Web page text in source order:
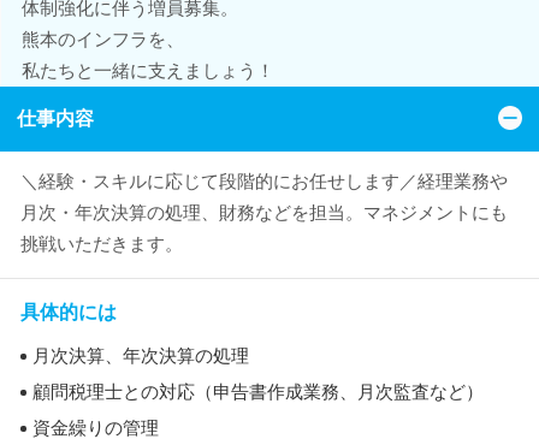
体制強化に伴う増員募集。
熊本のインフラを、
私たちと一緒に支えましょう！
仕事内容
＼経験・スキルに応じて段階的にお任せします／経理業務や
月次・年次決算の処理、財務などを担当。マネジメントにも
挑戦いただきます。
具体的には
月次決算、年次決算の処理
顧問税理士との対応（申告書作成業務、月次監査など）
資金繰りの管理